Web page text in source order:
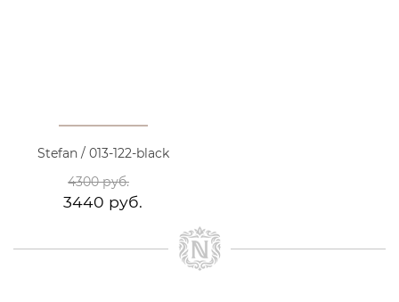
Stefan / 013-122-black
4300 руб.
3440 руб.